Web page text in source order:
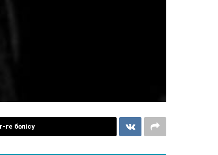
ге бөлісу